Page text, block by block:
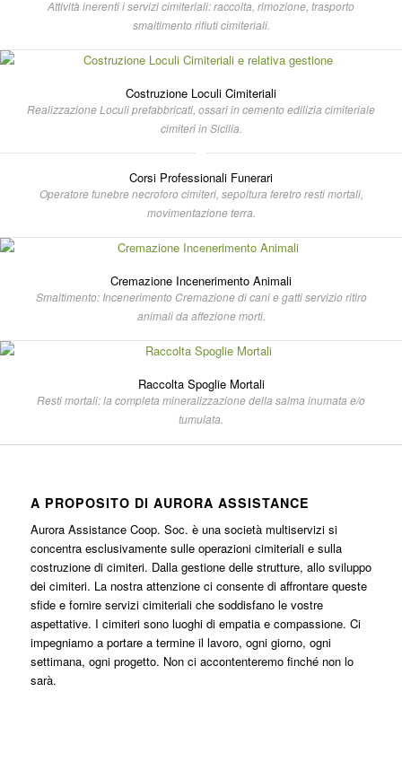
Attività inerenti i servizi cimiteriali: raccolta, rimozione, trasporto
smaltimento rifiuti cimiteriali.
Costruzione Loculi Cimiteriali
Realizzazione Loculi prefabbricati, ossari in cemento edilizia cimiteriale
cimiteri in Sicilia.
Corsi Professionali Funerari
Operatore funebre necroforo cimiteri, sepoltura feretro resti mortali,
movimentazione terra.
Cremazione Incenerimento Animali
Smaltimento: Incenerimento Cremazione di cani e gatti servizio ritiro
animali da affezione morti.
Raccolta Spoglie Mortali
Resti mortali: la completa mineralizzazione della salma inumata e/o
tumulata.
A PROPOSITO DI AURORA ASSISTANCE
Aurora Assistance Coop. Soc. è una società multiservizi si
concentra esclusivamente sulle operazioni cimiteriali e sulla
costruzione di cimiteri. Dalla gestione delle strutture, allo sviluppo
dei cimiteri. La nostra attenzione ci consente di affrontare queste
sfide e fornire servizi cimiteriali che soddisfano le vostre
aspettative. I cimiteri sono luoghi di empatia e compassione. Ci
impegniamo a portare a termine il lavoro, ogni giorno, ogni
settimana, ogni progetto. Non ci accontenteremo finché non lo
sarà.